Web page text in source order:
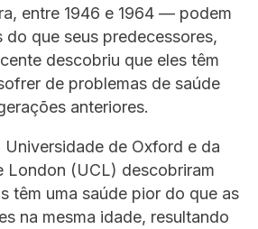
entre 1946 e 1964 — podem
do que seus predecessores,
descobriu que eles têm
de problemas de saúde
anteriores.
Universidade de Oxford e da
London (UCL) descobriram
têm uma saúde pior do que as
na mesma idade, resultando